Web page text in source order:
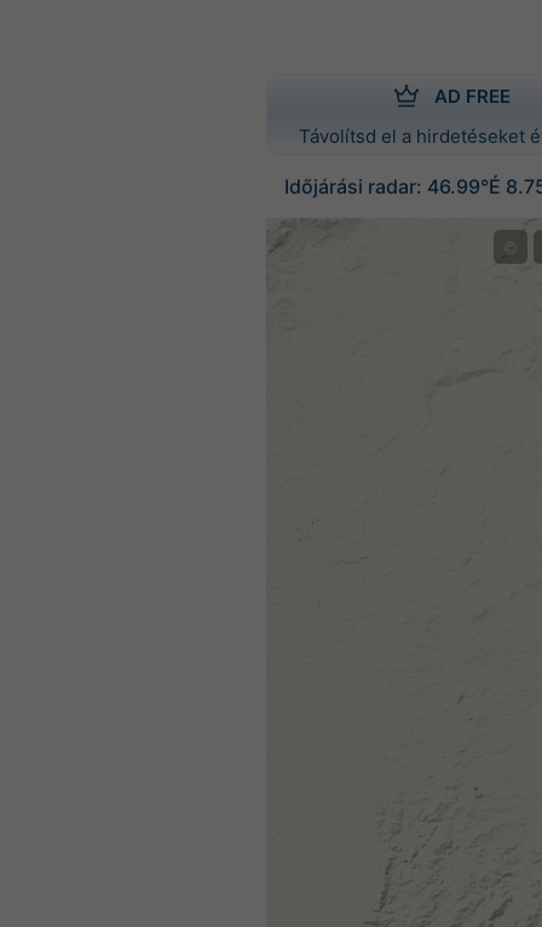
AD FREE
Távolítsd el a hirdetéseket
Időjárási radar: 46.99°É
©